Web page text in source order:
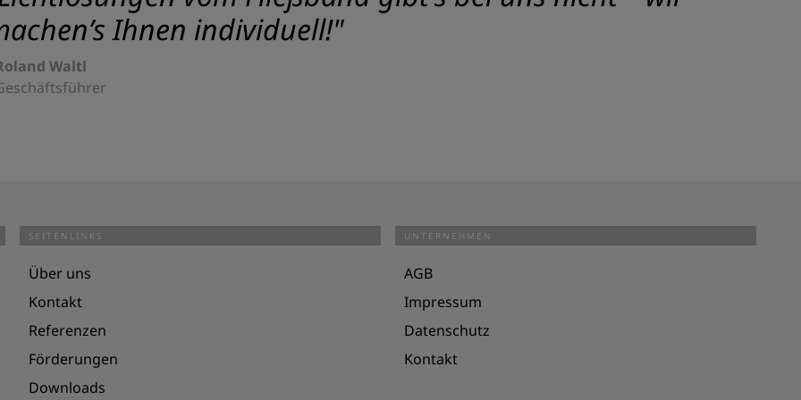
Ihnen individuell!"
Waltl
SEITENLINKS
Über uns
Kontakt
Referenzen
Förderungen
Downloads
UNTERNEHMEN
AGB
Impressum
Datenschutz
Kontakt